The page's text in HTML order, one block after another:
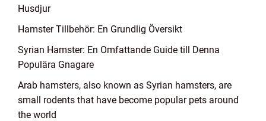
Husdjur
Hamster Tillbehör: En Grundlig Översikt
Syrian Hamster: En Omfattande Guide till Denna
Populära Gnagare
Arab hamsters, also known as Syrian hamsters, are
small rodents that have become popular pets around
the world